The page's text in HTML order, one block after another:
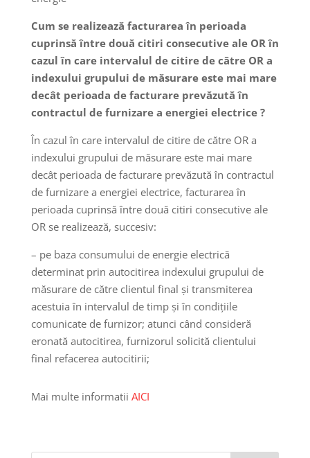
Cum se realizează facturarea în perioada
cuprinsă între două citiri consecutive ale OR în
cazul în care intervalul de citire de către OR a
indexului grupului de măsurare este mai mare
decât perioada de facturare prevăzută în
contractul de furnizare a energiei electrice ?
În cazul în care intervalul de citire de către OR a
indexului grupului de măsurare este mai mare
decât perioada de facturare prevăzută în contractul
de furnizare a energiei electrice, facturarea în
perioada cuprinsă între două citiri consecutive ale
OR se realizează, succesiv:
– pe baza consumului de energie electrică
determinat prin autocitirea indexului grupului de
măsurare de către clientul final și transmiterea
acestuia în intervalul de timp și în condițiile
comunicate de furnizor; atunci când consideră
eronată autocitirea, furnizorul solicită clientului
final refacerea autocitirii;
Mai multe informatii AICI